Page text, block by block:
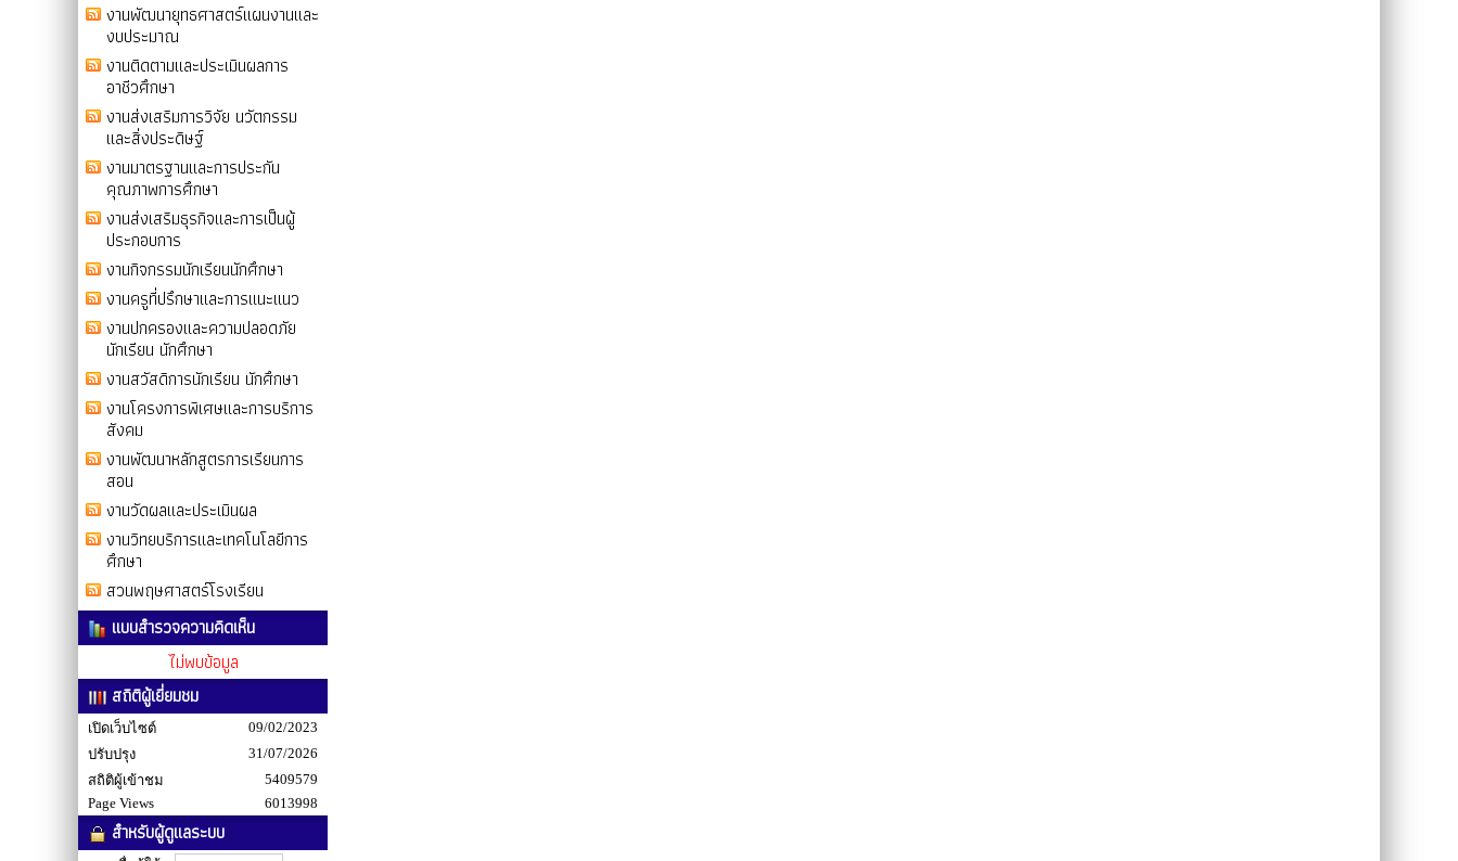
งานพัฒนายุทธศาสตร์แผนงานและ
งบประมาณ
งานติดตามและประเมินผลการ
อาชีวศึกษา
งานส่งเสริมการวิจัย นวัตกรรม
และสิ่งประดิษฐ์
งานมาตรฐานและการประกัน
คุณภาพการศึกษา
งานส่งเสริมธุรกิจและการเป็นผู้
ประกอบการ
งานกิจกรรมนักเรียนนักศึกษา
งานครูที่ปรึกษาและการแนะแนว
งานปกครองและความปลอดภัย
นักเรียน นักศึกษา
งานสวัสดิการนักเรียน นักศึกษา
งานโครงการพิเศษและการบริการ
สังคม
งานพัฒนาหลักสูตรการเรียนการ
สอน
งานวัดผลและประเมินผล
งานวิทยบริการและเทคโนโลยีการ
ศึกษา
สวนพฤษศาสตร์โรงเรียน
แบบสำรวจความคิดเห็น
ไม่พบข้อมูล
สถิติผู้เยี่ยมชม
เปิดเว็บไซต์
09/02/2023
ปรับปรุง
31/07/2026
สถิติผู้เข้าชม
5409579
Page Views
6013998
สำหรับผู้ดูแลระบบ